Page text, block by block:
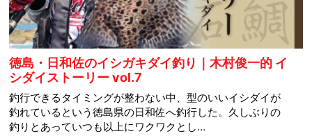
徳島・日和佐のイシガキダイ釣り｜木村俊一的 イ
シダイストーリー vol.7
釣行できるタイミングが整わない中、型のいいイシダイが
釣れているという徳島県の日和佐へ釣行した。久しぶりの
釣りとあっていつも以上にワクワクとし…